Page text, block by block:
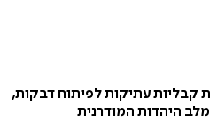
קבליות עתיקות לפיתוח דבקות,
היהדות המודרנית